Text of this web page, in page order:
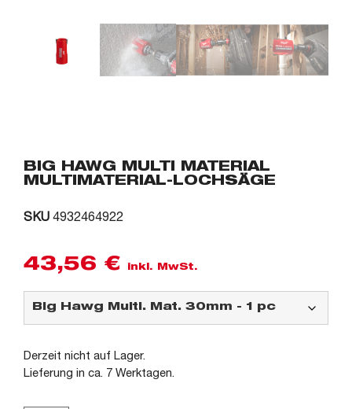
BIG HAWG MULTI MATERIAL
MULTIMATERIAL-LOCHSÄGE
SKU 4932464922
43,56 € inkl. MwSt.
Derzeit nicht auf Lager.
Lieferung in ca. 7 Werktagen.